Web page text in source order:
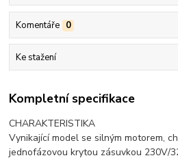
Komentáře 0
Ke stažení
Kompletní specifikace
CHARAKTERISTIKA
Vynikající model se silným motorem,
jednofázovou krytou zásuvkou 230V/